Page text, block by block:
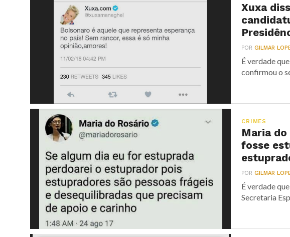
Xuxa
PORGILMAR
É verdade
confirmou o
CRIMES
Maria do
fosse
PORGILMAR
É verdade
Secretaria